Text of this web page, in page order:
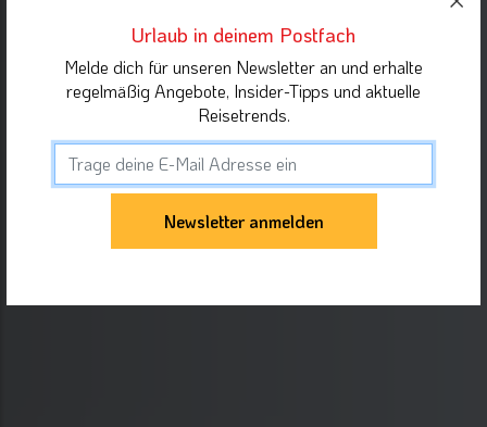
Urlaub in deinem Postfach
Melde dich für unseren Newsletter an und erhalte
regelmäßig Angebote, Insider-Tipps und aktuelle
Reisetrends.